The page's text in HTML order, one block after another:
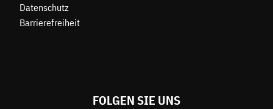
Datenschutz
Barrierefreiheit
FOLGEN SIE UNS